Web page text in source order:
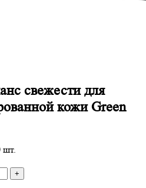
свежести для
кожи Green
шт.
+